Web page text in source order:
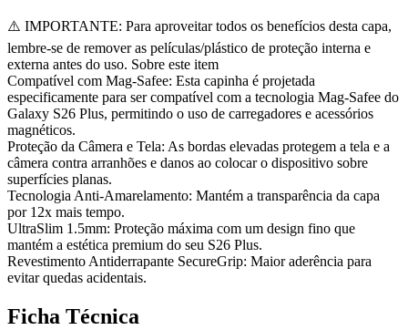
⚠️ IMPORTANTE: Para aproveitar todos os benefícios desta capa,
lembre-se de remover as películas/plástico de proteção interna e
externa antes do uso. Sobre este item
Compatível com Mag-Safee: Esta capinha é projetada
especificamente para ser compatível com a tecnologia Mag-Safee do
Galaxy S26 Plus, permitindo o uso de carregadores e acessórios
magnéticos.
Proteção da Câmera e Tela: As bordas elevadas protegem a tela e a
câmera contra arranhões e danos ao colocar o dispositivo sobre
superfícies planas.
Tecnologia Anti-Amarelamento: Mantém a transparência da capa
por 12x mais tempo.
UltraSlim 1.5mm: Proteção máxima com um design fino que
mantém a estética premium do seu S26 Plus.
Revestimento Antiderrapante SecureGrip: Maior aderência para
evitar quedas acidentais.
Ficha Técnica